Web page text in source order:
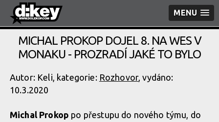
MENU
MICHAL PROKOP DOJEL 8. NA WES V
MONAKU - PROZRADÍ JAKÉ TO BYLO
Autor: Keli, kategorie: Rozhovor, vydáno:
10.3.2020
Michal Prokop po přestupu do nového týmu, do